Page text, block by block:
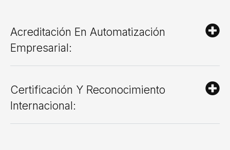
Acreditación En Automatización
Empresarial:
Certificación Y Reconocimiento
Internacional: